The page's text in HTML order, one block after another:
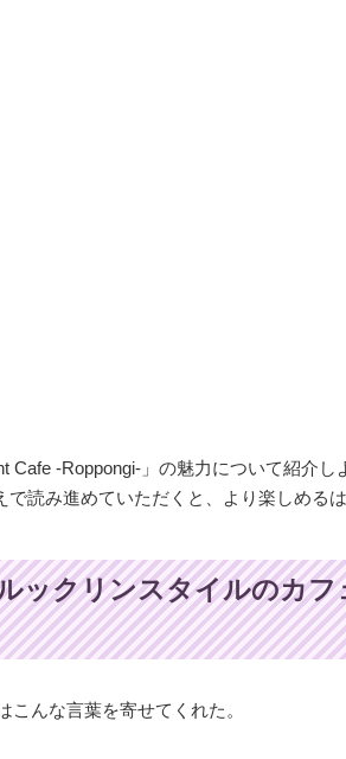
Cafe -Roppongi-」の魅力について紹介し
読み進めていただくと、より楽しめる
ックリンスタイルのカフ
んな言葉を寄せてくれた。